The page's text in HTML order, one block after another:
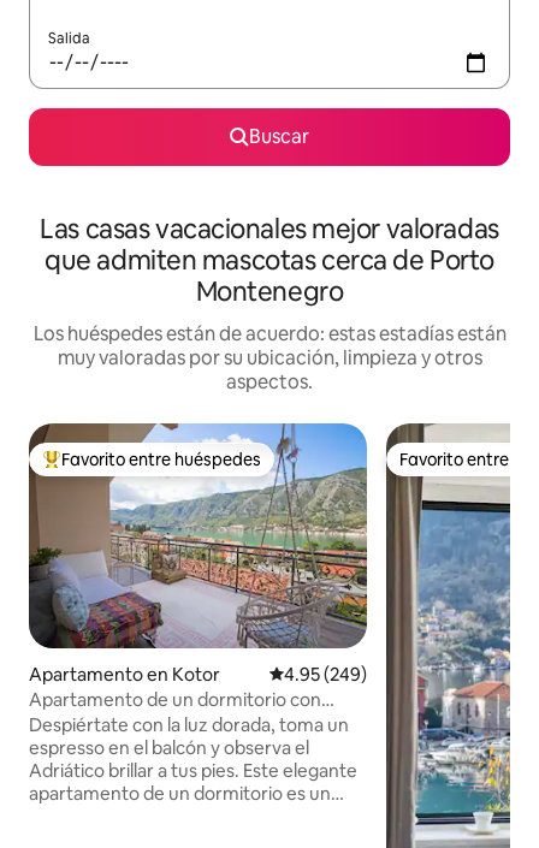
Salida
Buscar
Las casas vacacionales mejor valoradas
que admiten mascotas cerca de Porto
Montenegro
Los huéspedes están de acuerdo: estas estadías están
muy valoradas por su ubicación, limpieza y otros
aspectos.
Favorito entre huéspedes preferido
Favorito entre huéspedes
Apartamento en Kotor Calificación promedio: 4.95 de
4.95 (249)
Apartamento de un dormitorio con
vistas excepcionales.
Despiértate con la luz dorada, toma un
espresso en el balcón y observa el
Adriático brillar a tus pies. Este elegante
apartamento de un dormitorio es un
Favorito entre
Favorito entre